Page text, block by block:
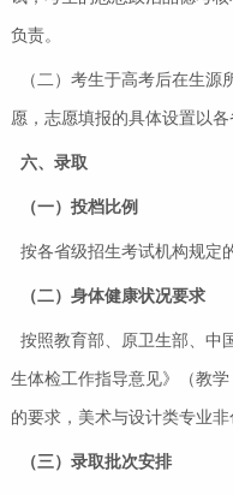
负责。
（二）考生于高考后在生
愿，志愿填报的具体设置以各
六、录取
（一） 投档比例
按各省级招生考试机构规定
（二） 身体健康状况要求
按照教育部、原卫生部、中
生体检工作指导意见》（教
的要求，美术与设计类专业非
（三 ） 录取批次安排